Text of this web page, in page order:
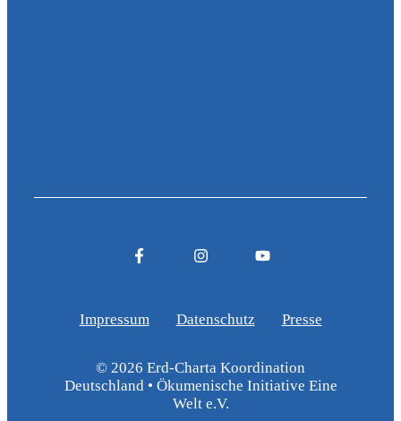
Impressum Datenschutz Presse
© 2026 Erd-Charta Koordination
Deutschland • Ökumenische Initiative Eine
Welt e.V.